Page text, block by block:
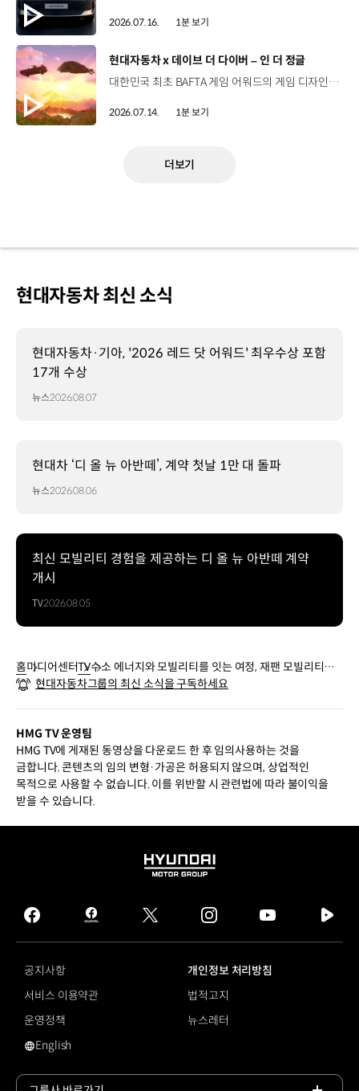
2026.07.16. 1분 보기
[동영상]
현대자동차 x 데이브 더 다이버 – 인 더 정글
대한민국 최초 BAFTA 게임 어워드의 게임 디자인 부문 수상에 빛나는‘데이브 더 다이버’의 최신 DLC에 포니 픽업이 등장합니다.데이브 더 다이버 - 인 더 정글 속 포니 픽업의 활약을 체험해 보세요. Steam, Nintendo Switch 2 Nintendo Switch, PS5 PS4, Xbox Series X|S, Epic Games Store에서 만나 볼 수 있습니다. #현대자동차 #데이브더다이버 #인더정글 #민트로켓 #게임콜라보 #포니픽업 #포니 유튜브 쇼츠 보기 >
2026.07.14. 1분 보기
더보기
현대자동차 최신 소식
현대자동차·기아, '2026 레드 닷 어워드' 최우수상 포함
17개 수상
뉴스2026.08.07
현대차 ‘디 올 뉴 아반떼’, 계약 첫날 1만 대 돌파
뉴스2026.08.06
최신 모빌리티 경험을 제공하는 디 올 뉴 아반떼 계약
개시
TV2026.08.05
홈미디어센터TV수소 에너지와 모빌리티를 잇는 여정, 재팬 모빌리티쇼
2025 | 현대자동차
현대자동차그룹의 최신 소식을 구독하세요
HMG TV 운영팀
HMG TV에 게재된 동영상을 다운로드 한 후 임의사용하는 것을
금합니다. 콘텐츠의 임의 변형·가공은 허용되지 않으며, 상업적인
목적으로 사용할 수 없습니다. 이를 위반할 시 관련법에 따라 불이익을
받을 수 있습니다.
HYUNDAI
GROUP
facebook
hmg
journal
twitter instagram
tv
공지사항
개인정보 처리방침
서비스 이용약관
법적고지
운영정책
뉴스레터
영문 사이트로 이동
English